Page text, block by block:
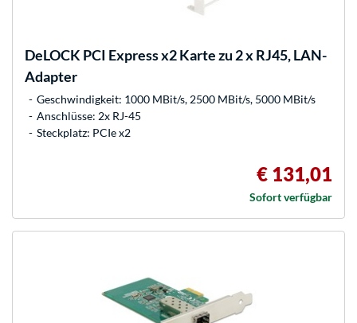
DeLOCKPCI Express x2 Karte zu 2 x RJ45, LAN-
Adapter
Geschwindigkeit: 1000 MBit/s, 2500 MBit/s, 5000 MBit/s
Anschlüsse: 2x RJ-45
Steckplatz: PCIe x2
€ 131,01
Sofort verfügbar